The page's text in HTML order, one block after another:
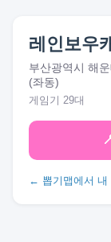
레인보우
부산광역시 해
(좌동)
게임기 29대
← 뽑기맵에서 내